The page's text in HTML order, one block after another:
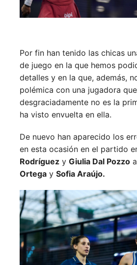
Por fin han tenido las chicas
de juego en la que hemos
detalles y en la que, además,
polémica con una jugadora que
desgraciadamente no es la
ha visto envuelta en ella.
De nuevo han aparecido los
en esta ocasión en el partido
Rodríguez y Giulia Dal Pozzo
Ortega y Sofia Araújo.